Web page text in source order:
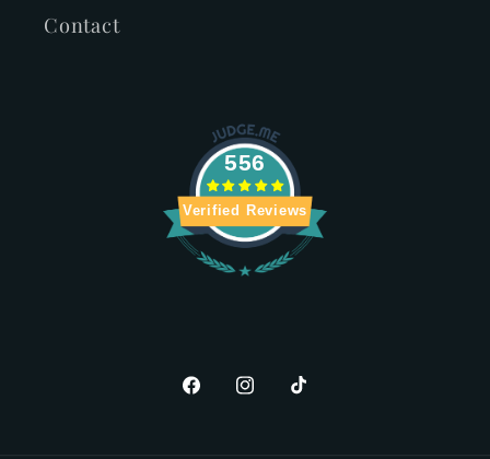
Contact
556
Verified Reviews
FacebookInstagram
TikTok